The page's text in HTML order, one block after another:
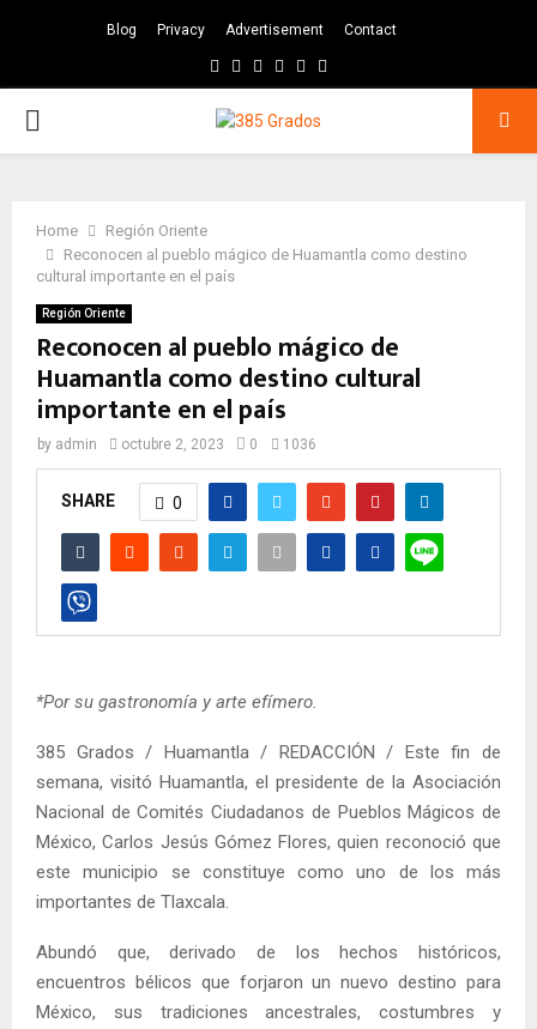
Blog Privacy Advertisement Contact
Facebook
TwitterInstagram
Pinterest
Google
PRIMARY
Home
Región Oriente
Reconocen al pueblo mágico de Huamantla como destino
cultural importante en el país
Región Oriente
Reconocen al pueblo mágico de
Huamantla como destino cultural
importante en el país
by admin octubre 2, 2023 0 1036
SHARE 0
*Por su gastronomía y arte efímero.
385 Grados / Huamantla / REDACCIÓN / Este fin de
semana, visitó Huamantla, el presidente de la Asociación
Nacional de Comités Ciudadanos de Pueblos Mágicos de
México, Carlos Jesús Gómez Flores, quien reconoció que
este municipio se constituye como uno de los más
importantes de Tlaxcala.
Abundó que, derivado de los hechos históricos,
encuentros bélicos que forjaron un nuevo destino para
México, sus tradiciones ancestrales, costumbres y